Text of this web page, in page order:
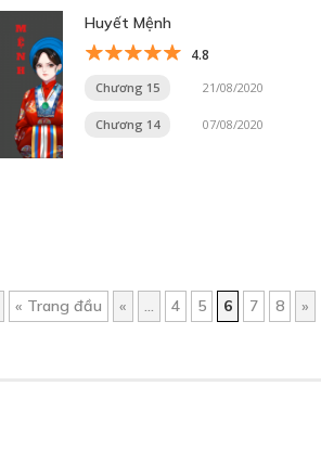
Huyết Mệnh
4.8
Chương 15 21/08/2020
Chương 14 07/08/2020
« Trang đầu « 4 5 6 7 8 »